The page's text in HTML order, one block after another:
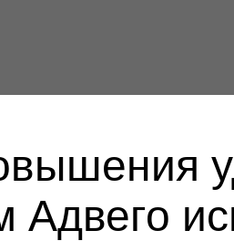
Адвего